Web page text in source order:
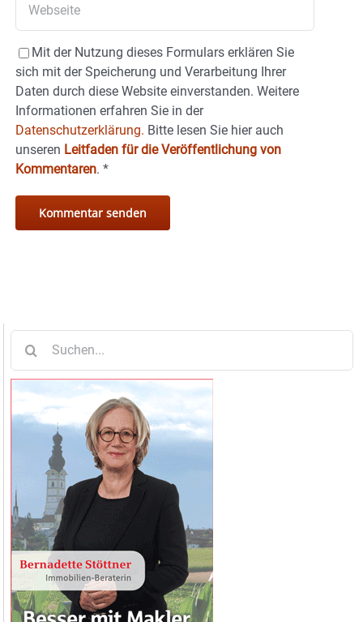
Mit der Nutzung dieses Formulars erklären Sie
sich mit der Speicherung und Verarbeitung Ihrer
Daten durch diese Website einverstanden. Weitere
Informationen erfahren Sie in der
Datenschutzerklärung. Bitte lesen Sie hier auch
unseren Leitfaden für die Veröffentlichung von
Kommentaren. *
nach: